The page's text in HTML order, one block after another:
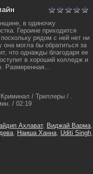
в одиночку
Героине приходится
рядом с ней нет ни
она могла бы обратиться за
что однажды благодаря ее
в хороший колледж и
Размеренная...
/ Триллеры / .
/ 02:19
Ахлават, Виджай Варма,
, Наиша Ханна, Uditi Singh,